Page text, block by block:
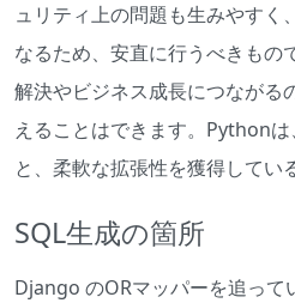
ュリティ上の問題も生みやすく
なるため、安直に行うべきもの
解決やビジネス成長につながる
えることはできます。Python
と、柔軟な拡張性を獲得してい
SQL生成の箇所
Django のORマッパーを追って